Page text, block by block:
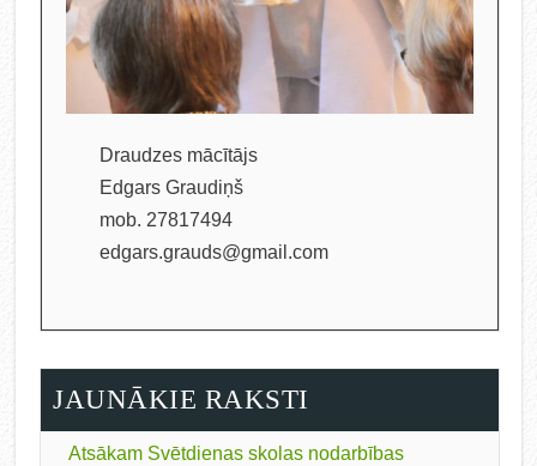
Draudzes mācītājs
Edgars Graudiņš
mob. 27817494
edgars.grauds@gmail.com
JAUNĀKIE RAKSTI
Atsākam Svētdienas skolas nodarbības